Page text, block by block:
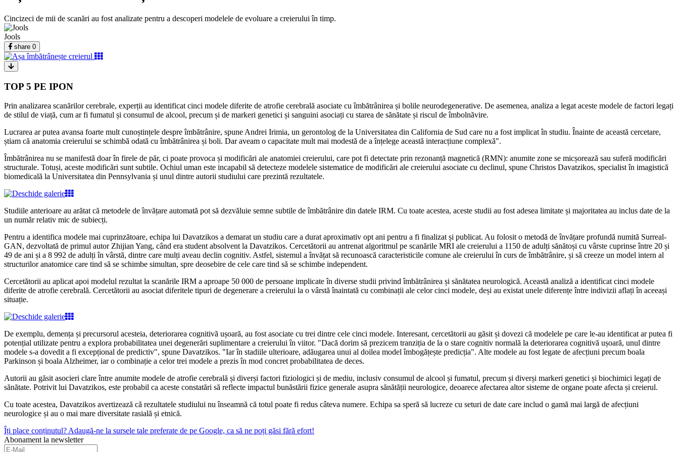
Cincizeci de mii de scanări au fost analizate pentru a descoperi modelele de evoluare a creierului în timp.
Jools
share 0
TOP 5 PE IPON
Prin analizarea scanărilor cerebrale, experții au identificat cinci modele diferite de atrofie cerebrală asociate cu îmbătrânirea și bolile neurodegenerative. De asemenea, analiza a legat aceste modele de factori legați
de stilul de viață, cum ar fi fumatul și consumul de alcool, precum și de markeri genetici și sanguini asociați cu starea de sănătate și riscul de îmbolnăvire.
Lucrarea ar putea avansa foarte mult cunoștințele despre îmbătrânire, spune Andrei Irimia, un gerontolog de la Universitatea din California de Sud care nu a fost implicat în studiu. Înainte de această cercetare,
știam că anatomia creierului se schimbă odată cu îmbătrânirea și boli. Dar aveam o capacitate mult mai modestă de a înțelege această interacțiune complexă".
Îmbătrânirea nu se manifestă doar în firele de păr, ci poate provoca și modificări ale anatomiei creierului, care pot fi detectate prin rezonanță magnetică (RMN): anumite zone se micșorează sau suferă modificări
structurale. Totuși, aceste modificări sunt subtile. Ochiul uman este incapabil să detecteze modelele sistematice de modificări ale creierului asociate cu declinul, spune Christos Davatzikos, specialist în imagistică
biomedicală la Universitatea din Pennsylvania și unul dintre autorii studiului care prezintă rezultatele.
Studiile anterioare au arătat că metodele de învățare automată pot să dezvăluie semne subtile de îmbătrânire din datele IRM. Cu toate acestea, aceste studii au fost adesea limitate și majoritatea au inclus date de la
un număr relativ mic de subiecți.
Pentru a identifica modele mai cuprinzătoare, echipa lui Davatzikos a demarat un studiu care a durat aproximativ opt ani pentru a fi finalizat și publicat. Au folosit o metodă de învățare profundă numită Surreal-
GAN, dezvoltată de primul autor Zhijian Yang, când era student absolvent la Davatzikos. Cercetătorii au antrenat algoritmul pe scanările MRI ale creierului a 1150 de adulți sănătoși cu vârste cuprinse între 20 și
49 de ani și a 8 992 de adulți în vârstă, dintre care mulți aveau declin cognitiv. Astfel, sistemul a învățat să recunoască caracteristicile comune ale creierului în curs de îmbătrânire, și să creeze un model intern al
structurilor anatomice care tind să se schimbe simultan, spre deosebire de cele care tind să se schimbe independent.
Cercetătorii au aplicat apoi modelul rezultat la scanările IRM a aproape 50 000 de persoane implicate în diverse studii privind îmbătrânirea și sănătatea neurologică. Această analiză a identificat cinci modele
diferite de atrofie cerebrală. Cercetătorii au asociat diferitele tipuri de degenerare a creierului la o vârstă înaintată cu combinații ale celor cinci modele, deși au existat unele diferențe între indivizii aflați în aceeași
situație.
De exemplu, demența și precursorul acesteia, deteriorarea cognitivă ușoară, au fost asociate cu trei dintre cele cinci modele. Interesant, cercetătorii au găsit și dovezi că modelele pe care le-au identificat ar putea fi
potențial utilizate pentru a explora probabilitatea unei degenerări suplimentare a creierului în viitor. "Dacă dorim să prezicem tranziția de la o stare cognitiv normală la deteriorarea cognitivă ușoară, unul dintre
modele s-a dovedit a fi excepțional de predictiv", spune Davatzikos. "Iar în stadiile ulterioare, adăugarea unui al doilea model îmbogățește predicția". Alte modele au fost legate de afecțiuni precum boala
Parkinson și boala Alzheimer, iar o combinație a celor trei modele a prezis în mod concret probabilitatea de deces.
Autorii au găsit asocieri clare între anumite modele de atrofie cerebrală și diverși factori fiziologici și de mediu, inclusiv consumul de alcool și fumatul, precum și diverși markeri genetici și biochimici legați de
sănătate. Potrivit lui Davatzikos, este probabil ca aceste constatări să reflecte impactul bunăstării fizice generale asupra sănătății neurologice, deoarece afectarea altor sisteme de organe poate afecta și creierul.
Cu toate acestea, Davatzikos avertizează că rezultatele studiului nu înseamnă că totul poate fi redus câteva numere. Echipa sa speră să lucreze cu seturi de date care includ o gamă mai largă de afecțiuni
neurologice și au o mai mare diversitate rasială și etnică.
Îți place conținutul? Adaugă-ne la sursele tale preferate de pe Google, ca să ne poți găsi fără efort!
Abonament la newsletter